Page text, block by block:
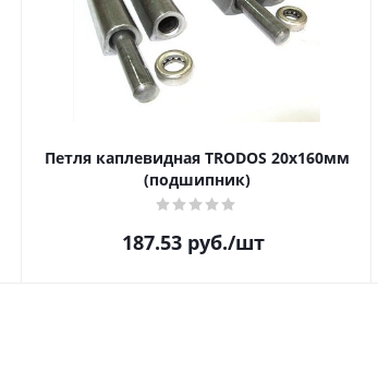
Петля каплевидная TRODOS 20х160мм
(подшипник)
187.53руб./шт